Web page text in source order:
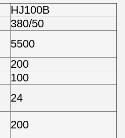
HJ100B
380/50
5500
200
100
24
200